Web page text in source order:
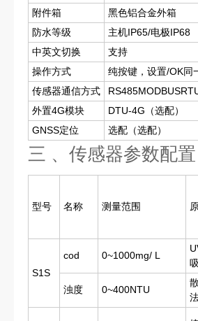
附件箱
黑色铝合金外箱
防水等级
主机IP65/电极IP68
中英文切换
支持
操作方式
纯按键，设置/OK同
传感器通信方式
外置4G模块
DTU-4G（选配）
GNSS定位
选配（选配）
三 、传感器参数配置
型号 名称 测量范围
S1S
cod 0~1000mg/ L
浊度 0~400NTU